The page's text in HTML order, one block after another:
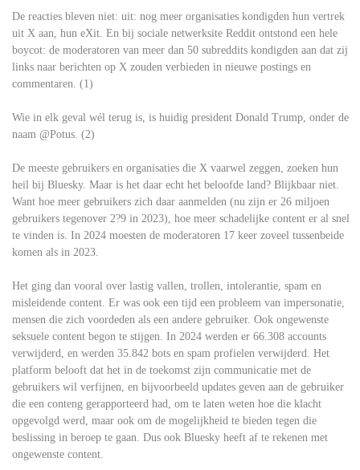
De reacties bleven niet: uit: nog meer organisaties kondigden hun vertrek
uit X aan, hun eXit. En bij sociale netwerksite Reddit ontstond een hele
boycot: de moderatoren van meer dan 50 subreddits kondigden aan dat zij
links naar berichten op X zouden verbieden in nieuwe postings en
commentaren. (1)
Wie in elk geval wél terug is, is huidig president Donald Trump, onder de
naam @Potus. (2)
De meeste gebruikers en organisaties die X vaarwel zeggen, zoeken hun
heil bij Bluesky. Maar is het daar echt het beloofde land? Blijkbaar niet.
Want hoe meer gebruikers zich daar aanmelden (nu zijn er 26 miljoen
gebruikers tegenover 2?9 in 2023), hoe meer schadelijke content er al snel
te vinden is. In 2024 moesten de moderatoren 17 keer zoveel tussenbeide
komen als in 2023.
Het ging dan vooral over lastig vallen, trollen, intolerantie, spam en
misleidende content. Er was ook een tijd een probleem van impersonatie,
mensen die zich voordeden als een andere gebruiker. Ook ongewenste
seksuele content begon te stijgen. In 2024 werden er 66.308 accounts
verwijderd, en werden 35.842 bots en spam profielen verwijderd. Het
platform belooft dat het in de toekomst zijn communicatie met de
gebruikers wil verfijnen, en bijvoorbeeld updates geven aan de gebruiker
die een conteng gerapporteerd had, om te laten weten hoe die klacht
opgevolgd werd, maar ook om de mogelijkheid te bieden tegen die
beslissing in beroep te gaan. Dus ook Bluesky heeft af te rekenen met
ongewenste content.